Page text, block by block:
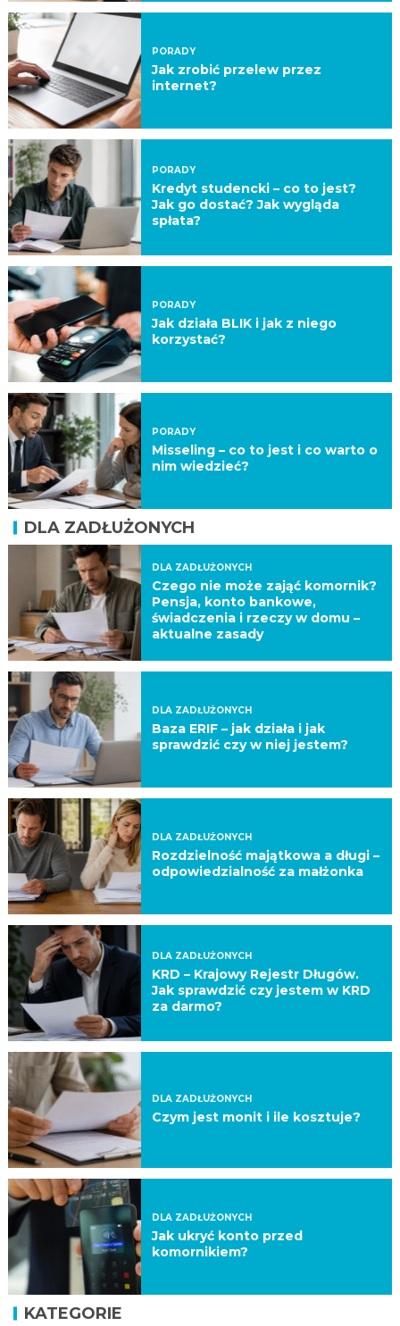
PORADY
Jak zrobić przelew przez
internet?
PORADY
Kredyt studencki – co to jest?
Jak go dostać? Jak wygląda
spłata?
PORADY
Jak działa BLIK i jak z niego
korzystać?
PORADY
Misseling – co to jest i co warto o
nim wiedzieć?
DLA ZADŁUŻONYCH
DLA ZADŁUŻONYCH
Czego nie może zająć komornik?
Pensja, konto bankowe,
świadczenia i rzeczy w domu –
aktualne zasady
DLA ZADŁUŻONYCH
Baza ERIF – jak działa i jak
sprawdzić czy w niej jestem?
DLA ZADŁUŻONYCH
Rozdzielność majątkowa a długi –
odpowiedzialność za małżonka
DLA ZADŁUŻONYCH
KRD – Krajowy Rejestr Długów.
Jak sprawdzić czy jestem w KRD
za darmo?
DLA ZADŁUŻONYCH
Czym jest monit i ile kosztuje?
DLA ZADŁUŻONYCH
Jak ukryć konto przed
komornikiem?
KATEGORIE